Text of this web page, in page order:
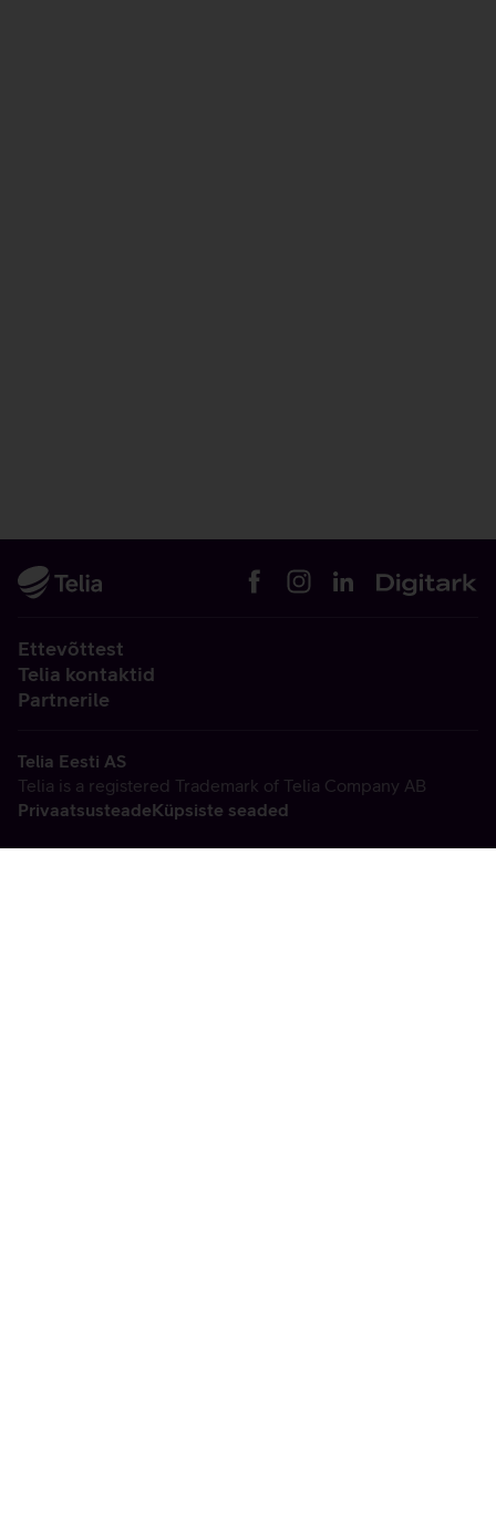
Ettevõttest
Telia kontaktid
Partnerile
Telia Eesti AS
Telia is a registered Trademark of Telia Company AB
PrivaatsusteadeKüpsiste seaded